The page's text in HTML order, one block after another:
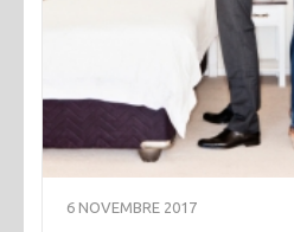
6 NOVEMBRE 2017